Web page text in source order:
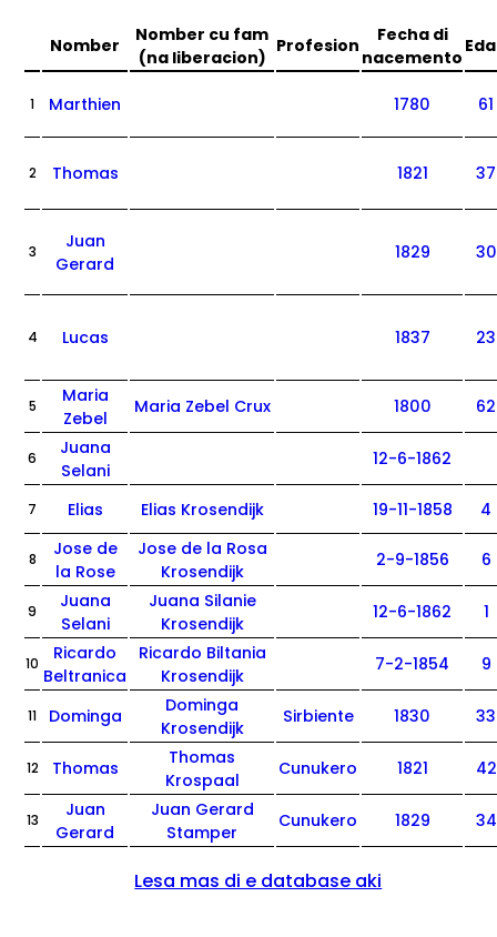
Nomber
Nomber cu fam
(na liberacion)
Profesion
Fecha di
nacemento
1 Marthien 1780 61
2 Thomas 1821 37
3
Juan
Gerard
1829 30
4 Lucas 1837 23
5
Maria
Zebel
Maria Zebel Crux 1800 62
6
Juana
Selani
12-6-1862
7 Elias Elias Krosendijk 19-11-1858 4
8
Jose de
la Rose
Jose de la Rosa
Krosendijk
2-9-1856 6
9
Juana
Selani
Juana Silanie
Krosendijk
12-6-1862 1
10
Ricardo
Beltranica
Ricardo Biltania
Krosendijk
7-2-1854 9
11 Dominga
Dominga
Krosendijk
Sirbiente 1830 33
12 Thomas
Thomas
Krospaal
Cunukero 1821 42
13
Juan
Gerard
Juan Gerard
Stamper
Cunukero 1829 34
Lesa mas di e database aki